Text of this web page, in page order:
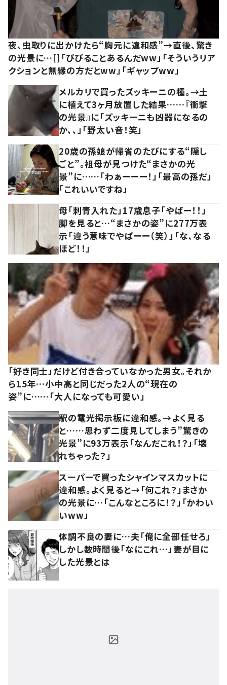
夜、虫取りに出かけたら“胸元に違和感”→直後、驚き
の光景に…[]「びびることあるんだww」「そういうリア
クションと無縁の方だとww」「ギャップww」
メルカリで買ったズッキーニの種。→土
に植えて3ヶ月放置した結果……『衝撃
の光景』に「ズッキーニも凶器になるの
か、、」「野太い音！笑」
20歳の孫娘が帰省のたびにする“隠し
ごと”。祖母が見つけた“まさかの光
景”に……「わぁーーー！」「最高の孫だ」
「これいいですね」
母「刺青入れた」17歳息子「やばー！！」
脚を見ると…“まさかの姿”に277万表
示「違う意味でやばーー（笑）」「な、なる
ほど！！」
「好き同士」だけど付き合っていなかった男女。それか
ら15年…小中高と同じだった2人の“現在の
姿”に……「大人になっても可愛い」
駅の電光掲示板に違和感。→よく見る
と……思わず二度見してしまう”驚きの
光景”に93万表示「なんだこれ！？」「壊
れちゃった？」
スーパーで買ったシャインマスカットに
違和感。よく見ると→「何これ？」まさか
の光景に…「こんなところに！？」「かわい
いww」
体調不良の妻に…夫「俺に全部任せろ」
しかし数時間後「なにこれ…」妻が目に
した光景とは